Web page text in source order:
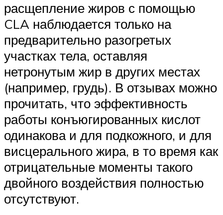
расщепление жиров с помощью
CLA наблюдается только на
предварительно разогретых
участках тела, оставляя
нетронутым жир в других местах
(например, грудь). В отзывах можно
прочитать, что эффективность
работы конъюгированных кислот
одинакова и для подкожного, и для
висцерального жира, в то время как
отрицательные моменты такого
двойного воздействия полностью
отсутствуют.